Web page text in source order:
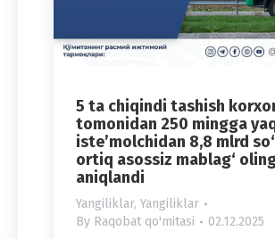
5 ta chiqindi tashish
tomonidan 250 mingga
iste’molchidan 8,8 mlrd
ortiq asossiz mablag‘
aniqlandi
Yangiliklar, Yangiliklar
By Raqobat qo'mitasi 02.12.2025